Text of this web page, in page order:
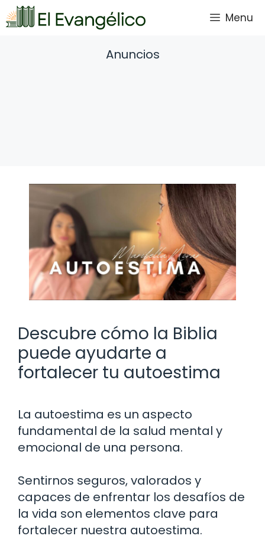
Saltar
al
Menu
Anuncios
Descubre cómo la Biblia
puede ayudarte a
fortalecer tu autoestima
La autoestima es un aspecto
fundamental de la salud mental y
emocional de una persona.
Sentirnos seguros, valorados y
capaces de enfrentar los desafíos de
la vida son elementos clave para
fortalecer nuestra autoestima.